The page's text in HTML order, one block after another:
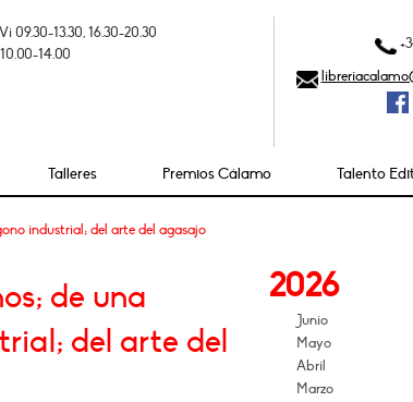
09.30-13.30, 16.30-20.30
14.00
Talleres Premios Cálamo Talento
industrial; del arte del agasajo
de una
del arte del
2026
Junio
Mayo
Abril
Marzo